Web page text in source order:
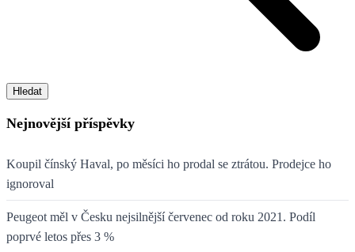
Hledat
Nejnovější příspěvky
Koupil čínský Haval, po měsíci ho prodal se ztrátou. Prodejce ho
ignoroval
Peugeot měl v Česku nejsilnější červenec od roku 2021. Podíl
poprvé letos přes 3 %